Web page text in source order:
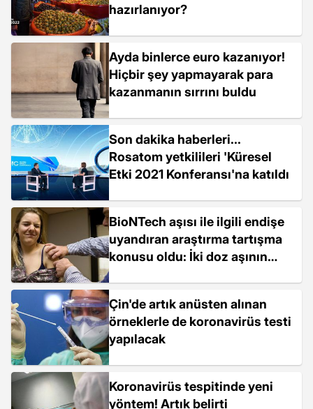
hazırlanıyor?
Ayda binlerce euro kazanıyor!
Hiçbir şey yapmayarak para
kazanmanın sırrını buldu
Son dakika haberleri...
Rosatom yetkilileri 'Küresel
Etki 2021 Konferansı'na katıldı
BioNTech aşısı ile ilgili endişe
uyandıran araştırma tartışma
konusu oldu: İki doz aşının
Çin'de artık anüsten alınan
örneklerle de koronavirüs testi
yapılacak
Koronavirüs tespitinde yeni
yöntem! Artık belirti